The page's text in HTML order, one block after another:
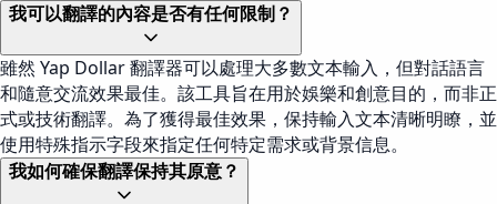
我可以翻譯的內容是否有任何限制？
雖然 Yap Dollar 翻譯器可以處理大多數文本輸入，但對話語言
和隨意交流效果最佳。該工具旨在用於娛樂和創意目的，而非正
式或技術翻譯。為了獲得最佳效果，保持輸入文本清晰明瞭，並
使用特殊指示字段來指定任何特定需求或背景信息。
我如何確保翻譯保持其原意？